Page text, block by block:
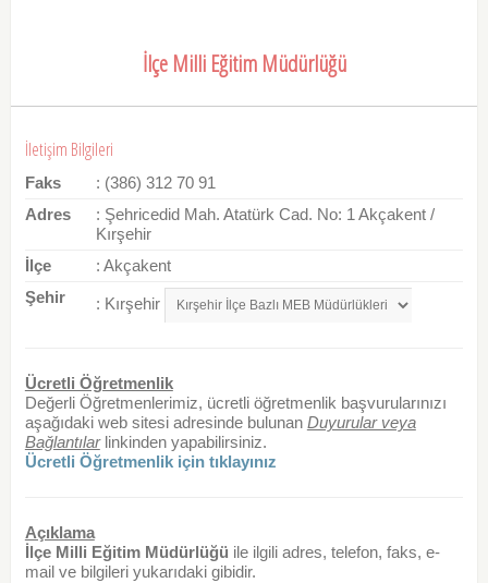
İlçe Milli Eğitim Müdürlüğü
İletişim Bilgileri
Faks
: (386) 312 70 91
Adres
: Şehricedid Mah. Atatürk Cad. No: 1 Akçakent /
Kırşehir
İlçe
: Akçakent
Şehir
: Kırşehir
Ücretli Öğretmenlik
Değerli Öğretmenlerimiz, ücretli öğretmenlik başvurularınızı
aşağıdaki web sitesi adresinde bulunan Duyurular veya
Bağlantılarlinkinden yapabilirsiniz.
Ücretli Öğretmenlik için tıklayınız
Açıklama
İlçe Milli Eğitim Müdürlüğü ile ilgili adres, telefon, faks, e-
mail ve bilgileri yukarıdaki gibidir.